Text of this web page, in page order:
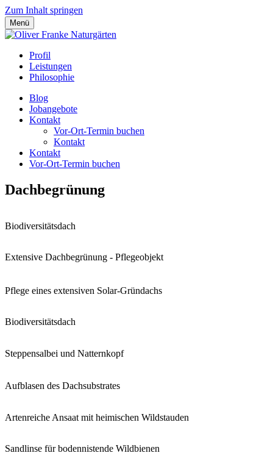
Zum Inhalt springen
Menü
Profil
Leistungen
Philosophie
Blog
Jobangebote
Kontakt
Vor-Ort-Termin buchen
Kontakt
Kontakt
Vor-Ort-Termin buchen
Dachbegrünung
Biodiversitätsdach
Extensive Dachbegrünung - Pflegeobjekt
Pflege eines extensiven Solar-Gründachs
Biodiversitätsdach
Steppensalbei und Natternkopf
Aufblasen des Dachsubstrates
Artenreiche Ansaat mit heimischen Wildstauden
Sandlinse für bodennistende Wildbienen